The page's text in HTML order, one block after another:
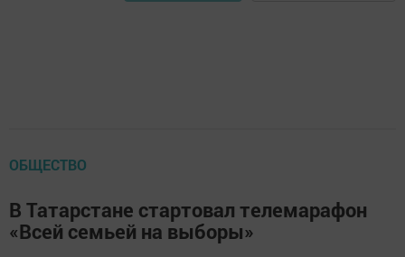
ОБЩЕСТВО
В Татарстане стартовал телемарафон
«Всей семьей на выборы»